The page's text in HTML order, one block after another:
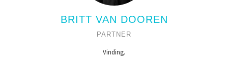
BRITT VAN DOOREN
PARTNER
Vinding.